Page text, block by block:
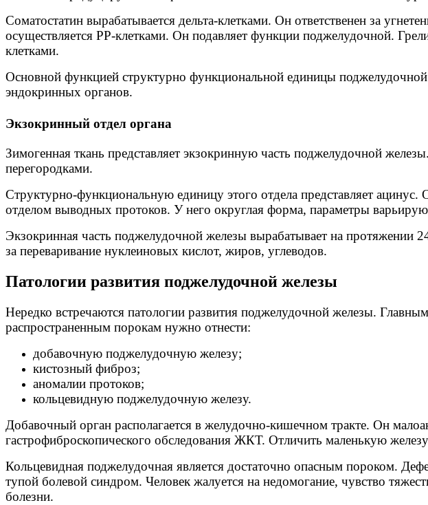
Соматостатин вырабатывается дельта-клетками. Он ответственен за
осуществляется РР-клетками. Он подавляет функции поджелудочной.
клетками.
Основной функцией структурно функциональной единицы
эндокринных органов.
Экзокринный отдел органа
Зимогенная ткань представляет экзокринную часть поджелудочной
перегородками.
Структурно-функциональную единицу этого отдела представляет
отделом выводных протоков. У него округлая форма, параметры
Экзокринная часть поджелудочной железы вырабатывает на протяжении
за переваривание нуклеиновых кислот, жиров, углеводов.
Патологии развития поджелудочной железы
Нередко встречаются патологии развития поджелудочной железы.
распространенным порокам нужно отнести:
добавочную поджелудочную железу;
кистозный фиброз;
аномалии протоков;
кольцевидную поджелудочную железу.
Добавочный орган располагается в желудочно-кишечном тракте. Он
гастрофиброскопического обследования ЖКТ. Отличить маленькую
Кольцевидная поджелудочная является достаточно опасным пороком.
тупой болевой синдром. Человек жалуется на недомогание, чувство
болезни.